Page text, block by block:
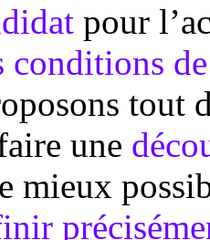
pour
conditions
tout
une
mieux